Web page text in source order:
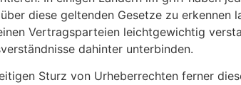
diese geltenden Gesetze zu erkennen
Vertragsparteien leichtgewichtig
dahinter unterbinden.
Sturz von Urheberrechten ferner